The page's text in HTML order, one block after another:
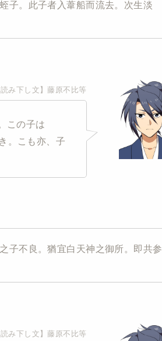
子。此子者入葦船而流去。次生淡
み下し文】藤原不比等
この子は
。こも亦、子
子不良。猶宜白天神之御所。即共参
み下し文】藤原不比等